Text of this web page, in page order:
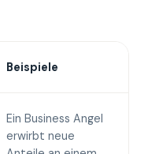
Beispiele
Ein Business Angel
erwirbt neue